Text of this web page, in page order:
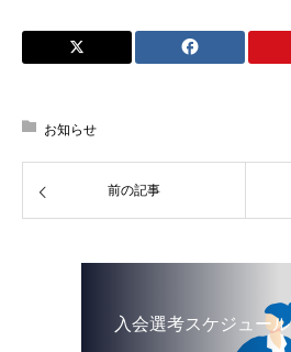
お知らせ
前の記事
入会選考スケジュール